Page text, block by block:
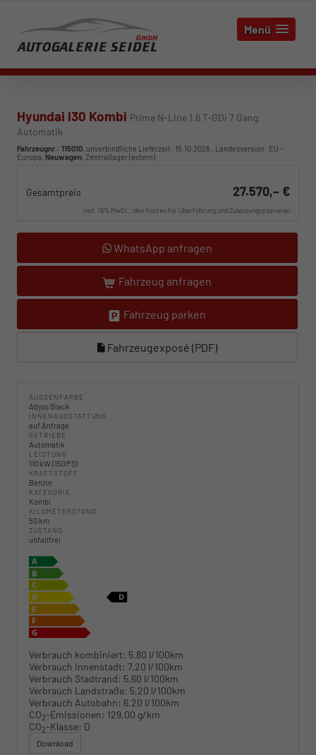
Menü
Hyundai i30 Kombi Prime N-Line 1.6 T-GDi 7 Gang
Automatik
Fahrzeugnr.: 115010, unverbindliche Lieferzeit: 15.10.2026 , Landesversion: EU -
Europa, Neuwagen, Zentrallager (extern)
Gesamtpreis 27.570,– €
incl. 19% MwSt., den Kosten für Überführung und Zulassungspapieren
WhatsApp anfragen
Fahrzeug anfragen
Fahrzeug parken
Fahrzeugexposé (PDF)
AUSSENFARBE
Abyss Black
INNENAUSSTATTUNG
auf Anfrage
GETRIEBE
Automatik
LEISTUNG
110 kW (150 PS)
KRAFTSTOFF
Benzin
KATEGORIE
Kombi
KILOMETERSTAND
50 km
ZUSTAND
unfallfrei
Verbrauch kombiniert: 5,80 l/100km
Verbrauch Innenstadt: 7,20 l/100km
Verbrauch Stadtrand: 5,60 l/100km
Verbrauch Landstraße: 5,20 l/100km
Verbrauch Autobahn: 6,20 l/100km
CO2-Emissionen: 129,00 g/km
CO2-Klasse: D
Download